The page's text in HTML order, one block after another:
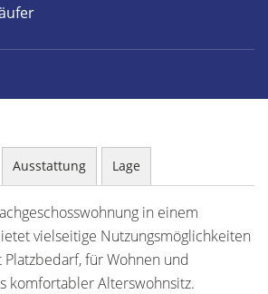
Ausstattung Lage
in einem
vielseitige Nutzungsmöglichkeiten
für Wohnen und
komfortabler Alterswohnsitz.